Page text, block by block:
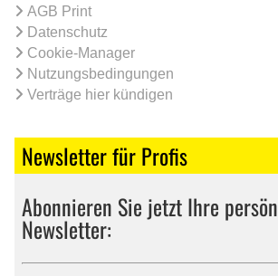
AGB Print
Datenschutz
Cookie-Manager
Nutzungsbedingungen
Verträge hier kündigen
Newsletter für Profis
Abonnieren Sie jetzt Ihre
Newsletter: